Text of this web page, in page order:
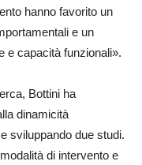
hanno favorito un
e un
e capacità funzionali».
Bottini ha
dinamicità
sviluppando due studi.
di intervento e